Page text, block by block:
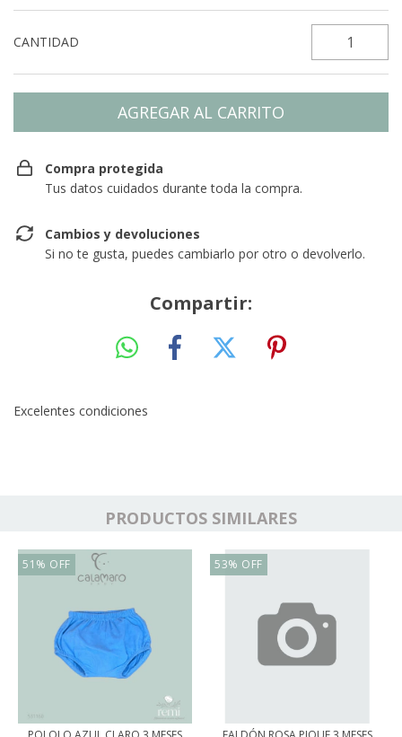
CANTIDAD
Compra protegida
Tus datos cuidados durante toda la compra.
Cambios y devoluciones
Si no te gusta, puedes cambiarlo por otro o devolverlo.
Compartir:
Excelentes condiciones
PRODUCTOS SIMILARES
51 % OFF 53% OFF